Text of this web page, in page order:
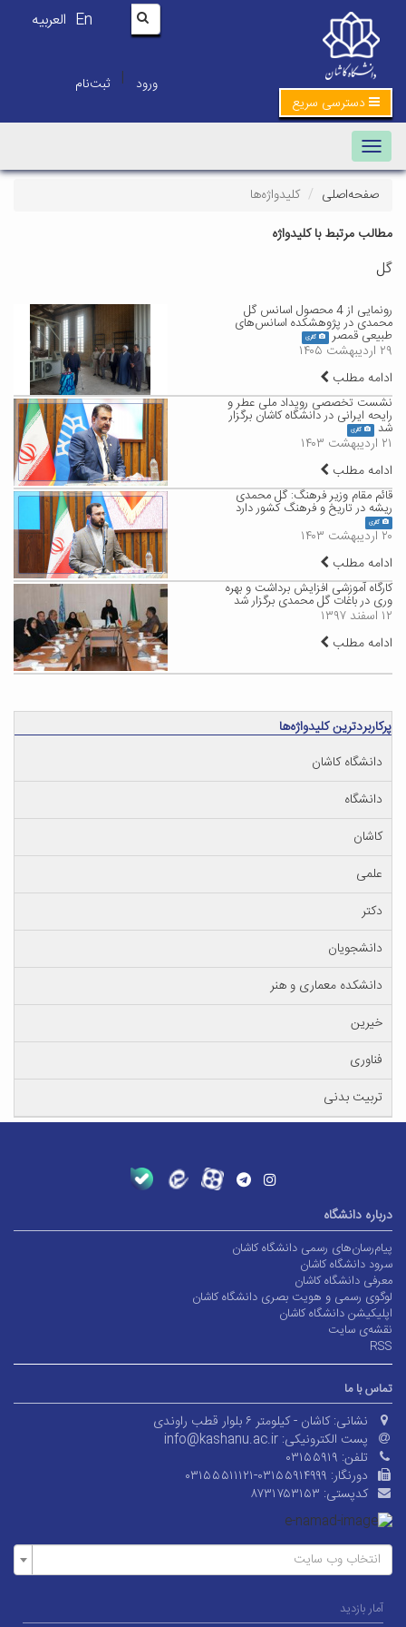
En العربیه
ورود | ثبت‌نام
دسترسی سریع
Toggle navigation
صفحه‌اصلی
کلیدواژه‌ها
مطالب مرتبط با کلیدواژه
گل
رونمایی از 4 محصول اسانس گل
محمدی در پژوهشکده اسانس‌های
طبیعی قمصر گالری
۲۹ اردیبهشت ۱۴۰۵
ادامه مطلب
نشست تخصصی رویداد ملی عطر و
رایحه ایرانی در دانشگاه کاشان برگزار
شد گالری
۲۱ اردیبهشت ۱۴۰۳
ادامه مطلب
قائم مقام وزیر فرهنگ: گل محمدی
ریشه در تاریخ و فرهنگ کشور دارد
گالری
۲۰ اردیبهشت ۱۴۰۳
ادامه مطلب
کارگاه آموزشی افزایش برداشت و بهره
وری در باغات گل محمدی برگزار شد
۱۲ اسفند ۱۳۹۷
ادامه مطلب
پرکاربردترین کلیدواژه‌ها
دانشگاه کاشان
دانشگاه
کاشان
علمی
دکتر
دانشجویان
دانشکده معماری و هنر
خیرین
فناوری
تربیت بدنی
درباره دانشگاه
پیام‌رسان‌های رسمی دانشگاه کاشان
سرود دانشگاه کاشان
معرفی دانشگاه کاشان
لوگوی رسمی و هویت بصری دانشگاه کاشان
اپلیکیشن دانشگاه کاشان
نقشه‌ی سایت
RSS
تماس با ما
نشانی: کاشان - کیلومتر ۶ بلوار قطب راوندی
پست الکترونیکی: info@kashanu.ac.ir
تلفن: ۰۳۱۵۵۹۱۹
دورنگار: ۰۳۱۵۵۵۱۱۱۲۱-۰۳۱۵۵۹۱۴۹۹۹
کدپستی: ۸۷۳۱۷۵۳۱۵۳
انتخاب وب سایت
آمار بازدید